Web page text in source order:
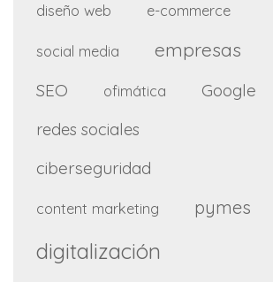
diseño web e-commerce
social media empresas
SEO ofimática Google
redes sociales
ciberseguridad
content marketing pymes
digitalización